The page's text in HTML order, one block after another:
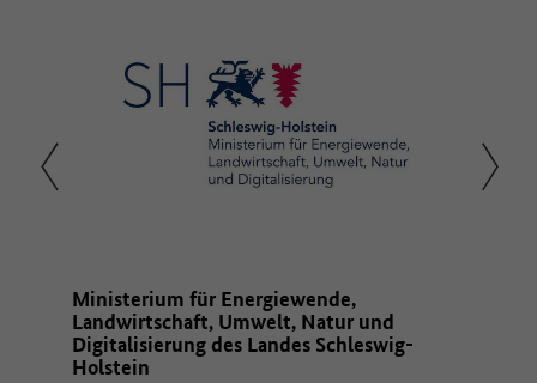
Ministerium für Energiewende,
Landwirtschaft, Umwelt, Natur und
Digitalisierung des Landes Schleswig-
Holstein